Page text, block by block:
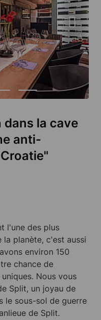
la cave
anti-
l'une des plus
la planète, c'est aussi
environ 150
chance de
Nous vous
Split, un joyau de
le sous-sol de guerre
de Split.